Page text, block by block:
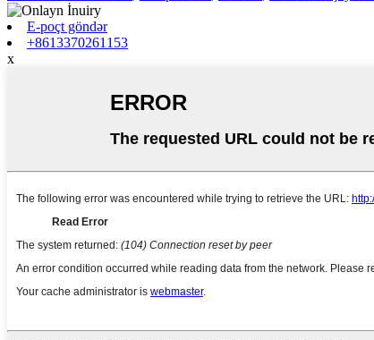
E-poçt göndər
+8613370261153
x